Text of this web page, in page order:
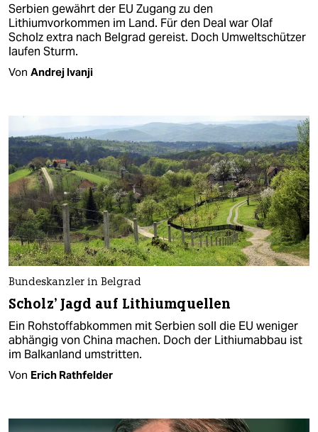
Serbien gewährt der EU Zugang zu den
Lithiumvorkommen im Land. Für den Deal war Olaf
Scholz extra nach Belgrad gereist. Doch Umweltschützer
laufen Sturm.
Von Andrej Ivanji
Bundeskanzler in Belgrad
Scholz' Jagd auf Lithiumquellen
Ein Rohstoffabkommen mit Serbien soll die EU weniger
abhängig von China machen. Doch der Lithiumabbau ist
im Balkanland umstritten.
Von Erich Rathfelder